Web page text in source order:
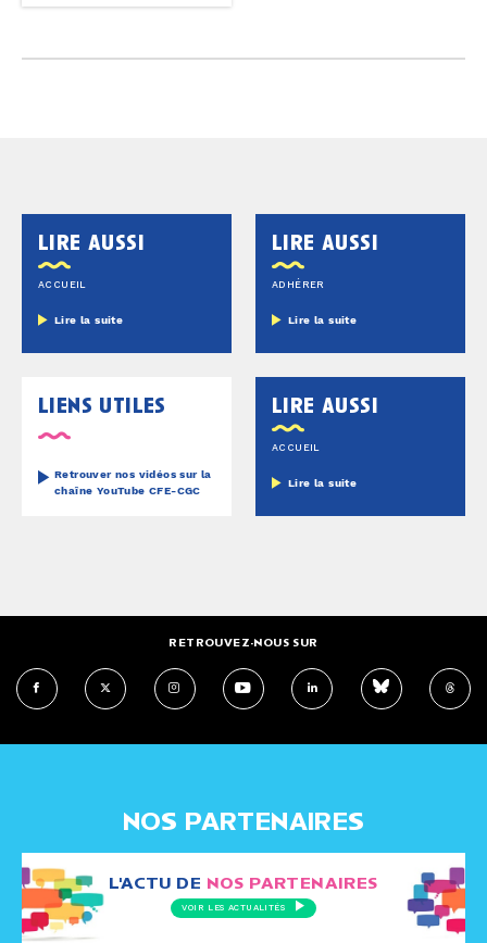
lire aussi
ACCUEIL
Lire la suite
lire aussi
ADHÉRER
Lire la suite
liens utiles
Retrouver nos vidéos sur la
chaîne YouTube CFE-CGC
lire aussi
ACCUEIL
Lire la suite
RETROUVEZ-NOUS SUR
NOS PARTENAIRES
L'ACTU DE NOS PARTENAIRES
VOIR LES ACTUALITÉS